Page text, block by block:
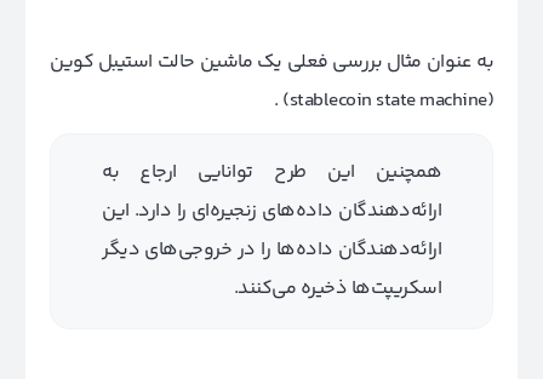
به عنوان مثال بررسی فعلی یک ماشین حالت استیبل کوین
(stablecoin state machine) .
همچنین این طرح توانایی ارجاع به
ارائه‌دهندگان داده‌های زنجیره‌ای را دارد. این
ارائه‌دهندگان داده‌ها را در خروجی‌های دیگر
اسکریپت‌ها ذخیره می‌کنند.